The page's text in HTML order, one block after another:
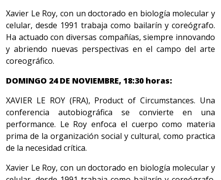
Xavier Le Roy, con un doctorado en biología molecular y
celular, desde 1991 trabaja como bailarín y coreógrafo.
Ha actuado con diversas compañías, siempre innovando
y abriendo nuevas perspectivas en el campo del arte
coreográfico.
DOMINGO 24 DE NOVIEMBRE, 18:30 horas:
XAVIER LE ROY (FRA), Product of Circumstances. Una
conferencia autobiográfica se convierte en una
performance. Le Roy enfoca el cuerpo como materia
prima de la organización social y cultural, como practica
de la necesidad crítica.
Xavier Le Roy, con un doctorado en biología molecular y